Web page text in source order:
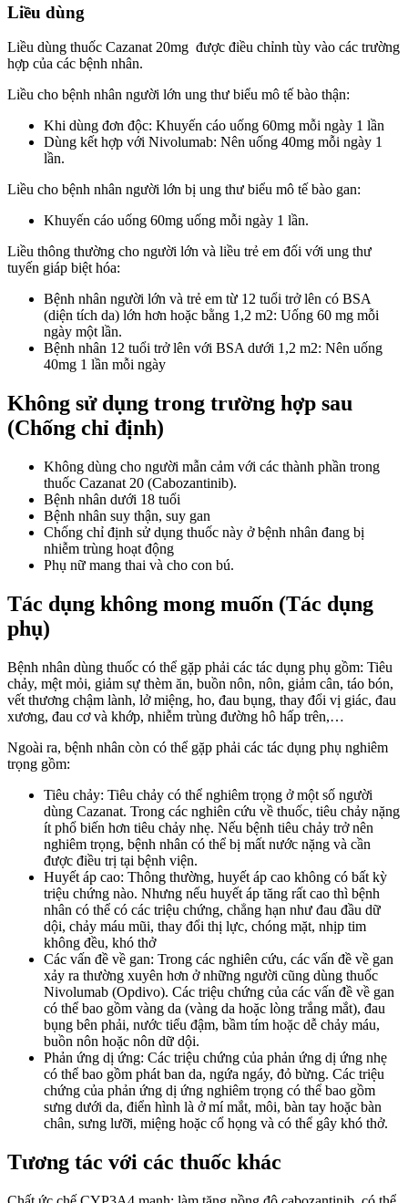
Liều dùng
Liều dùng thuốc Cazanat 20mg được điều chỉnh tùy vào các trường
hợp của các bệnh nhân.
Liều cho bệnh nhân người lớn ung thư biểu mô tế bào thận:
Khi dùng đơn độc: Khuyến cáo uống 60mg mỗi ngày 1 lần
Dùng kết hợp với Nivolumab: Nên uống 40mg mỗi ngày 1
lần.
Liều cho bệnh nhân người lớn bị ung thư biểu mô tế bào gan:
Khuyến cáo uống 60mg uống mỗi ngày 1 lần.
Liều thông thường cho người lớn và liều trẻ em đối với ung thư
tuyến giáp biệt hóa:
Bệnh nhân người lớn và trẻ em từ 12 tuổi trở lên có BSA
(diện tích da) lớn hơn hoặc bằng 1,2 m2: Uống 60 mg mỗi
ngày một lần.
Bệnh nhân 12 tuổi trở lên với BSA dưới 1,2 m2: Nên uống
40mg 1 lần mỗi ngày
Không sử dụng trong trường hợp sau
(Chống chỉ định)
Không dùng cho người mẫn cảm với các thành phần trong
thuốc Cazanat 20 (Cabozantinib).
Bệnh nhân dưới 18 tuổi
Bệnh nhân suy thận, suy gan
Chống chỉ định sử dụng thuốc này ở bệnh nhân đang bị
nhiễm trùng hoạt động
Phụ nữ mang thai và cho con bú.
Tác dụng không mong muốn (Tác dụng
phụ)
Bệnh nhân dùng thuốc có thể gặp phải các tác dụng phụ gồm: Tiêu
chảy, mệt mỏi, giảm sự thèm ăn, buồn nôn, nôn, giảm cân, táo bón,
vết thương chậm lành, lở miệng, ho, đau bụng, thay đổi vị giác, đau
xương, đau cơ và khớp, nhiễm trùng đường hô hấp trên,…
Ngoài ra, bệnh nhân còn có thể gặp phải các tác dụng phụ nghiêm
trọng gồm:
Tiêu chảy: Tiêu chảy có thể nghiêm trọng ở một số người
dùng Cazanat. Trong các nghiên cứu về thuốc, tiêu chảy nặng
ít phổ biến hơn tiêu chảy nhẹ. Nếu bệnh tiêu chảy trở nên
nghiêm trọng, bệnh nhân có thể bị mất nước nặng và cần
được điều trị tại bệnh viện.
Huyết áp cao: Thông thường, huyết áp cao không có bất kỳ
triệu chứng nào. Nhưng nếu huyết áp tăng rất cao thì bệnh
nhân có thể có các triệu chứng, chẳng hạn như đau đầu dữ
dội, chảy máu mũi, thay đổi thị lực, chóng mặt, nhịp tim
không đều, khó thở
Các vấn đề về gan: Trong các nghiên cứu, các vấn đề về gan
xảy ra thường xuyên hơn ở những người cũng dùng thuốc
Nivolumab (Opdivo). Các triệu chứng của các vấn đề về gan
có thể bao gồm vàng da (vàng da hoặc lòng trắng mắt), đau
bụng bên phải, nước tiểu đậm, bầm tím hoặc dễ chảy máu,
buồn nôn hoặc nôn dữ dội.
Phản ứng dị ứng: Các triệu chứng của phản ứng dị ứng nhẹ
có thể bao gồm phát ban da, ngứa ngáy, đỏ bừng. Các triệu
chứng của phản ứng dị ứng nghiêm trọng có thể bao gồm
sưng dưới da, điển hình là ở mí mắt, môi, bàn tay hoặc bàn
chân, sưng lưỡi, miệng hoặc cổ họng và có thể gây khó thở.
Tương tác với các thuốc khác